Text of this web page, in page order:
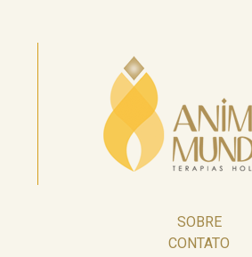
SOBRE
CONTATO